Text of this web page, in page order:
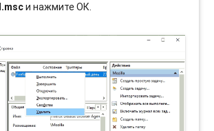
и нажмите ОК.